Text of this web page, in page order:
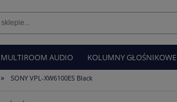
MULTIROOM AUDIO KOLUMNY GŁOŚNIKOWE
» SONY VPL-XW6100ES Black